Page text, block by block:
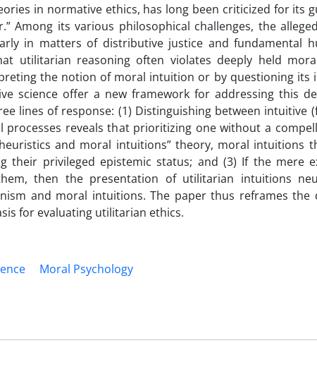
in normative ethics, has long been criticized for its
Among its various philosophical challenges, the
in matters of distributive justice and fundamental
utilitarian reasoning often violates deeply held
the notion of moral intuition or by questioning its
science offer a new framework for addressing this
lines of response: (1) Distinguishing between intuitive
processes reveals that prioritizing one without a
and moral intuitions” theory, moral intuitions
their privileged epistemic status; and (3) If the mere
then the presentation of utilitarian intuitions
and moral intuitions. The paper thus reframes the
for evaluating utilitarian ethics.
Moral Psychology